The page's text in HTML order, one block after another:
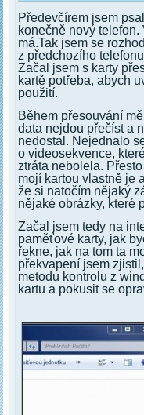
Předevčírem jsem
konečně nový
má.Tak jsem se
z předchozího
Začal jsem s karty
kartě potřeba, abych
použití.
Během přesouvání
data nejdou přečíst a
nedostal. Nejednalo
o videosekvence,
ztráta nebolela.
mojí kartou vlastně je
že si natočím nějaký
nějaké obrázky, které
Začal jsem tedy na
paměťové karty, jak
řekne, jak na tom ta
překvapení jsem
metodu kontrolu z
kartu a pokusit se